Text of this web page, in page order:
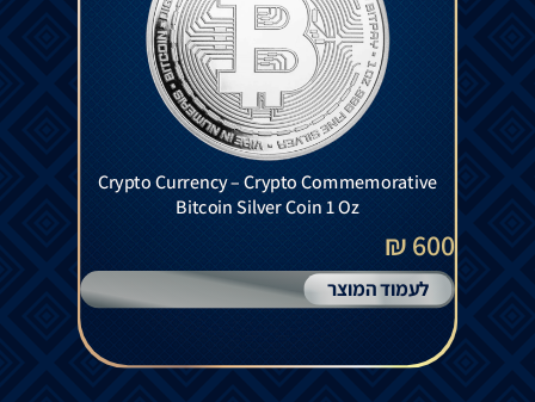
Crypto Currency – Crypto Commemorative
Bitcoin Silver Coin 1 Oz
600 ₪
לעמוד המוצר